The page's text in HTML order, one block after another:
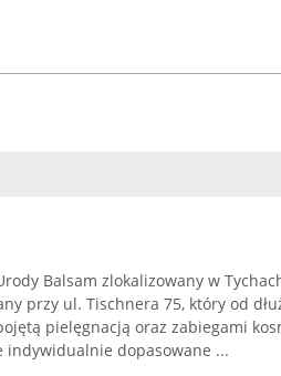
Balsam zlokalizowany w
przy ul. Tischnera 75, który od
pielęgnacją oraz zabiegami
indywidualnie dopasowane ...